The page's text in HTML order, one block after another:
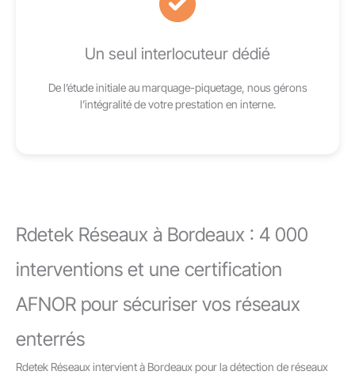
Un seul interlocuteur dédié
De l’étude initiale au marquage-piquetage, nous gérons
l’intégralité de votre prestation en interne.
Rdetek Réseaux à Bordeaux : 4 000
interventions et une certification
AFNOR pour sécuriser vos réseaux
enterrés
Rdetek Réseaux intervient à Bordeaux pour la détection de réseaux